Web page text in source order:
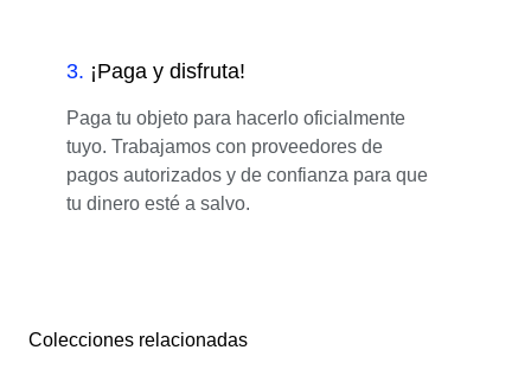
3. ¡Paga y disfruta!
Paga tu objeto para hacerlo oficialmente
tuyo. Trabajamos con proveedores de
pagos autorizados y de confianza para que
tu dinero esté a salvo.
Colecciones relacionadas